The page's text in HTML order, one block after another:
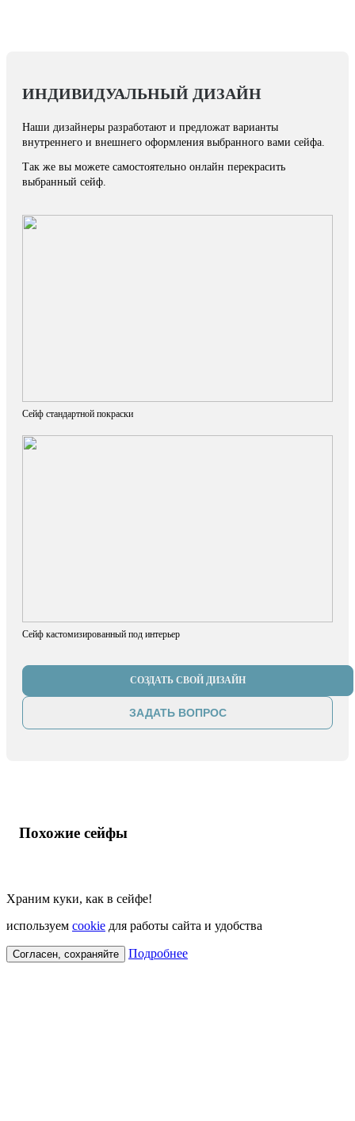
ИНДИВИДУАЛЬНЫЙ ДИЗАЙН
Наши дизайнеры разработают и предложат варианты
внутреннего и внешнего оформления выбранного вами сейфа.
Так же вы можете самостоятельно онлайн перекрасить
выбранный сейф.
Сейф стандартной покраски
Сейф кастомизированный под интерьер
СОЗДАТЬ СВОЙ ДИЗАЙН
ЗАДАТЬ ВОПРОС
Похожие сейфы
Храним куки, как в сейфе!
используем cookie для работы сайта и удобства
Согласен, сохраняйте Подробнее